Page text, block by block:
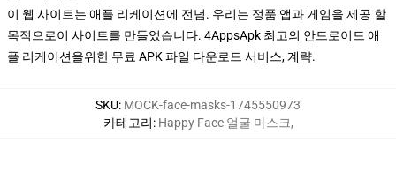
이 웹 사이트는 애플 리케이션에 전념. 우리는 정품 앱과 게임을 제공 할
목적으로이 사이트를 만들었습니다. 4AppsApk 최고의 안드로이드 애
플 리케이션을위한 무료 APK 파일 다운로드 서비스, 계략.
SKU: MOCK-face-masks-1745550973
카테고리: Happy Face 얼굴 마스크,